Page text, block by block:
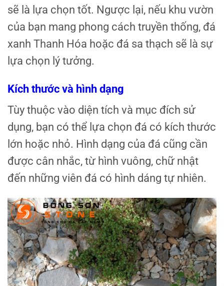
sẽ là lựa chọn tốt. Ngược lại, nếu khu vườn
của bạn mang phong cách truyền thống, đá
xanh Thanh Hóa hoặc đá sa thạch sẽ là sự
lựa chọn lý tưởng.
Kích thước và hình dạng
Tùy thuộc vào diện tích và mục đích sử
dụng, bạn có thể lựa chọn đá có kích thước
lớn hoặc nhỏ. Hình dạng của đá cũng cần
được cân nhắc, từ hình vuông, chữ nhật
đến những viên đá có hình dáng tự nhiên.